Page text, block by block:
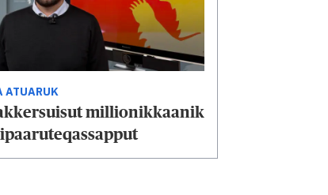
ATUARUK
millionikkaanik